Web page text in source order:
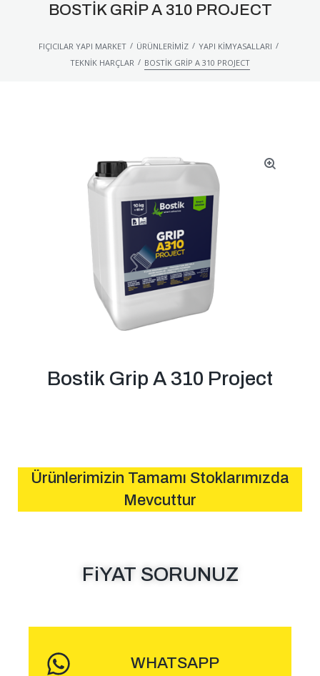
BOSTIK GRIP A 310 PROJECT
FIÇICILAR YAPI MARKET / ÜRÜNLERIMIZ / YAPI KIMYASALLARI /
TEKNIK HARÇLAR / BOSTIK GRIP A 310 PROJECT
Bostik Grip A 310 Project
Ürünlerimizin Tamamı Stoklarımızda
Mevcuttur
FiYAT SORUNUZ
WHATSAPP